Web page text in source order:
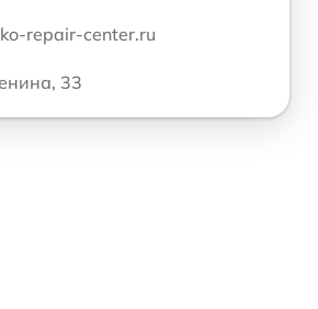
repair-center.ru
33